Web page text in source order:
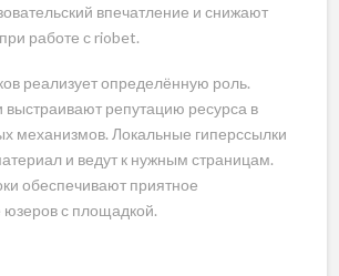
впечатление и снижают
работе с riobet.
реализует определённую роль.
репутацию ресурса в
механизмов. Локальные гиперссылки
и ведут к нужным страницам.
обеспечивают приятное
юзеров с площадкой.